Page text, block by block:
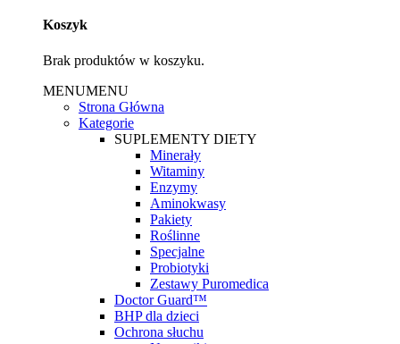
Koszyk
Brak produktów w koszyku.
MENUMENU
Strona Główna
Kategorie
SUPLEMENTY DIETY
Minerały
Witaminy
Enzymy
Aminokwasy
Pakiety
Roślinne
Specjalne
Probiotyki
Zestawy Puromedica
Doctor Guard™
BHP dla dzieci
Ochrona słuchu